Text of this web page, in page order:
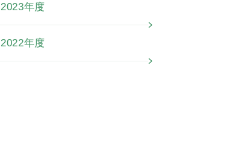
2023年度
2022年度